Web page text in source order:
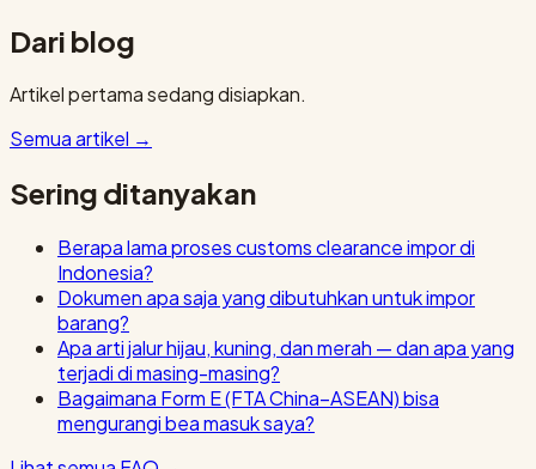
Dari blog
Artikel pertama sedang disiapkan.
Semua artikel →
Sering ditanyakan
Berapa lama proses customs clearance impor di
Indonesia?
Dokumen apa saja yang dibutuhkan untuk impor
barang?
Apa arti jalur hijau, kuning, dan merah — dan apa yang
terjadi di masing-masing?
Bagaimana Form E (FTA China–ASEAN) bisa
mengurangi bea masuk saya?